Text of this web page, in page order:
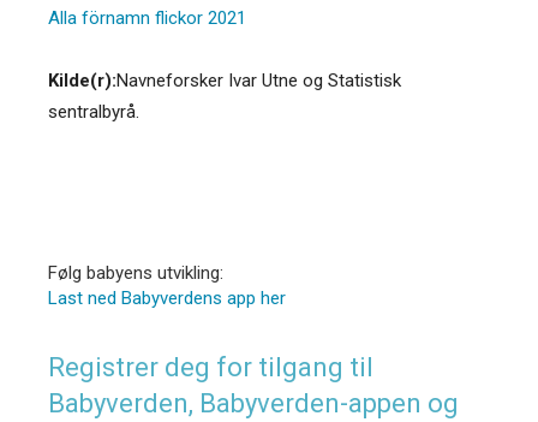
Alla förnamn flickor 2021
Kilde(r):Navneforsker Ivar Utne og Statistisk
sentralbyrå.
Følg babyens utvikling:
Last ned Babyverdens app her
Registrer deg for tilgang til
Babyverden, Babyverden-appen og